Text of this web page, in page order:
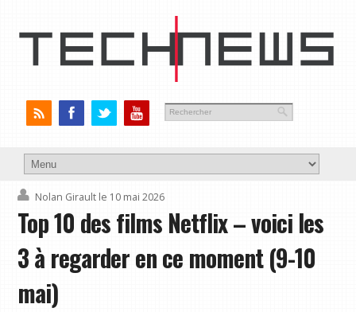
Nolan Girault le 10 mai 2026
Top 10 des films Netflix – voici les
3 à regarder en ce moment (9-10
mai)